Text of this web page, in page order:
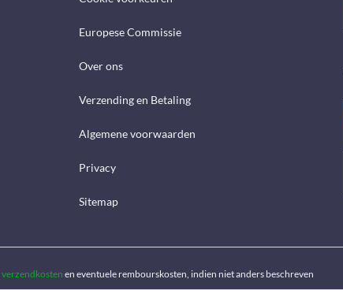
Europese Commissie
Over ons
Verzending en Betaling
Algemene voorwaarden
Privacy
Sitemap
verzendkosten en eventuele rembourskosten, indien niet anders beschreven